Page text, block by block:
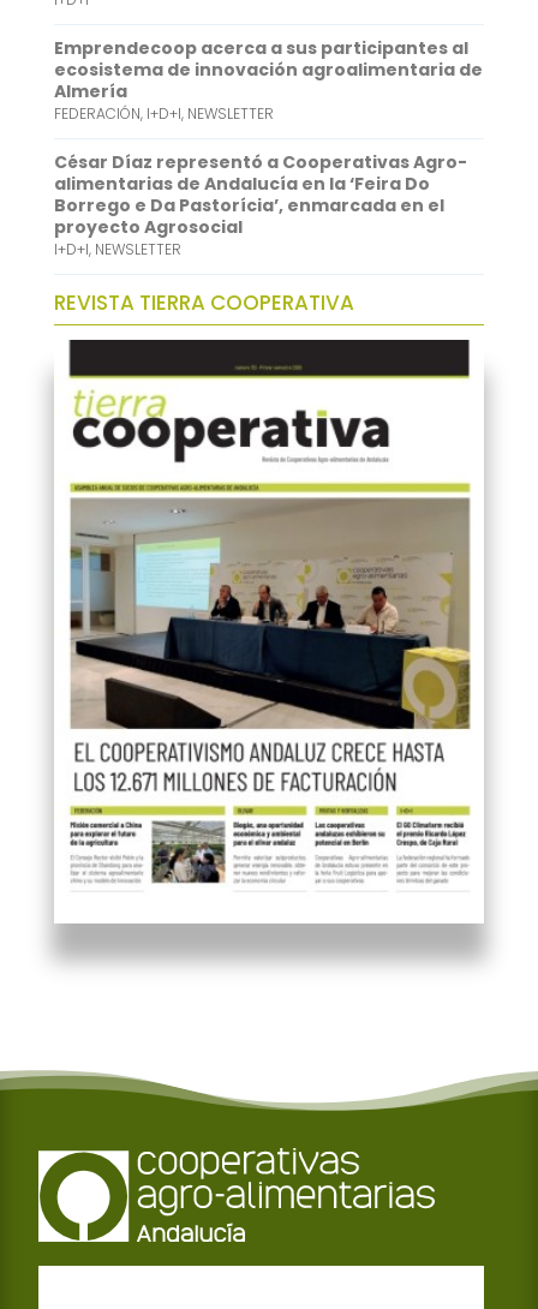
Emprendecoop acerca a sus participantes al
ecosistema de innovación agroalimentaria de
Almería
FEDERACIÓN, I+D+I, NEWSLETTER
César Díaz representó a Cooperativas Agro-
alimentarias de Andalucía en la ‘Feira Do
Borrego e Da Pastorícia’, enmarcada en el
proyecto Agrosocial
I+D+I, NEWSLETTER
REVISTA TIERRA COOPERATIVA